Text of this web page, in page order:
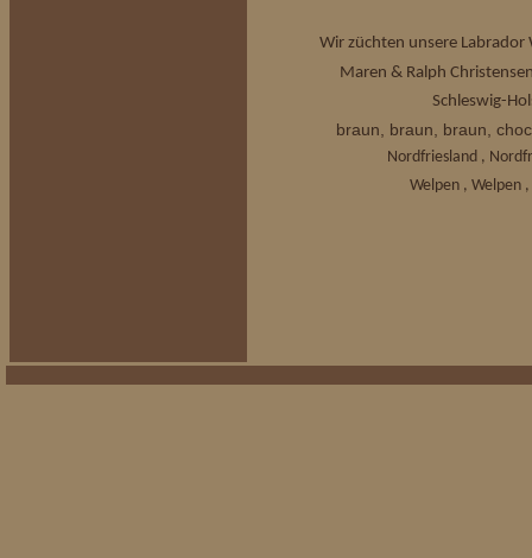
Wir züchten unsere Labrador
Maren & Ralph
Schleswig-
braun, braun, braun,
Nordfriesland ,
Welpen , Welpen